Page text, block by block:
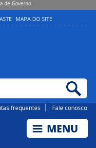
de Governo
MAPA DO SITE
frequentes Fale conosco